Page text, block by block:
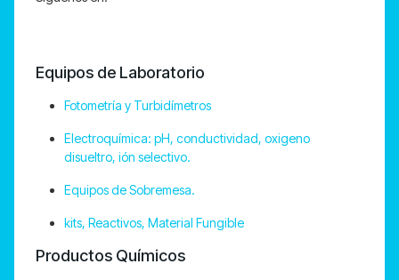
Equipos de Laboratorio
Fotometría y Turbidímetros
Electroquímica: pH, conductividad, oxigeno
disueltro, ión selectivo.
Equipos de Sobremesa.
kits, Reactivos, Material Fungible
Productos Químicos